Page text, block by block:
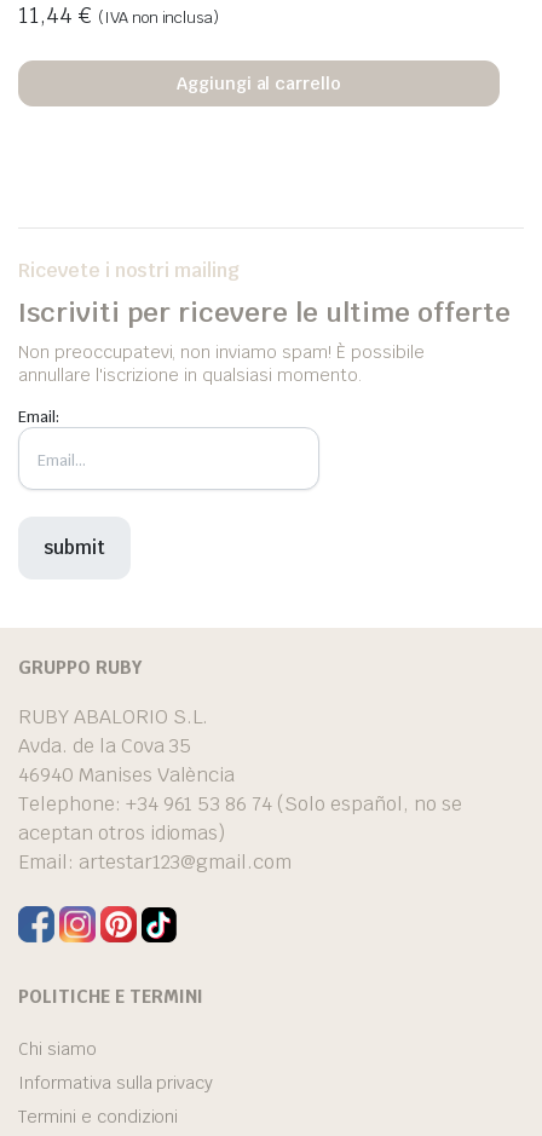
11,44 € (IVA non inclusa)
Aggiungi al carrello
Ricevete i nostri mailing
Iscriviti per ricevere le ultime offerte
Non preoccupatevi, non inviamo spam! È possibile
annullare l'iscrizione in qualsiasi momento.
Email:
GRUPPO RUBY
RUBY ABALORIO S.L.
Avda. de la Cova 35
46940 Manises València
Telephone: +34 961 53 86 74 (Solo español, no se
aceptan otros idiomas)
Email: artestar123@gmail.com
POLITICHE E TERMINI
Chi siamo
Informativa sulla privacy
Termini e condizioni